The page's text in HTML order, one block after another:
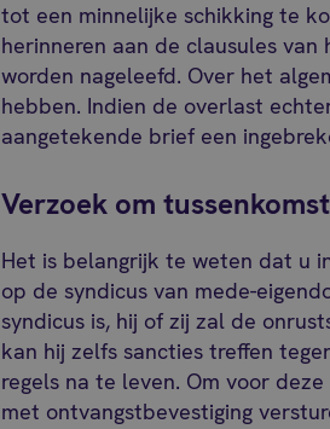
tot een minnelijke schikking te
herinneren aan de clausules
worden nageleefd. Over het
hebben. Indien de overlast
aangetekende brief een
Verzoek om
Het is belangrijk te weten dat u
op de syndicus van mede-
syndicus is, hij of zij zal de
kan hij zelfs sancties treffen
regels na te leven. Om voor
met ontvangstbevestiging